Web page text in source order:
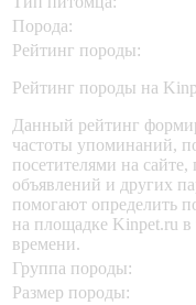
Порода:
Рейтинг породы:
Рейтинг породы на
Данный рейтинг
частоты упоминаний,
посетителями на
объявлений и других
помогают определить
на площадке Kinpet.ru
времени.
Группа породы:
Размер породы: